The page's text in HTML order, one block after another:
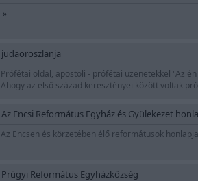
»
judaoroszlanja
Prófétai oldal, apostoli - prófétai üzenetekkel "Az
Ahogy az első század keresztényei között voltak
Az Encsi Református Egyház és Gyülekezet
Az Encsen és körzetében élő reformátusok
Prügyi Református Egyházközség